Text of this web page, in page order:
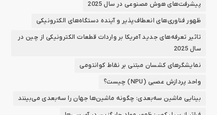
پیشرفت‌های هوش مصنوعی در سال 2025
ظهور فناوری‌های انعطاف‌پذیر و آینده دستگاه‌های الکترونیکی
تاثیر تعرفه‌های جدید آمریکا بر واردات قطعات الکترونیکی از چین در
سال 2025
نمایشگرهای کشسان مبتنی بر نقاط کوانتومی
واحد پردازش عصبی (NPU) چیست؟
بینایی ماشین سه‌بعدی: چگونه ماشین‌ها جهان را سه‌بعدی می‌بینند